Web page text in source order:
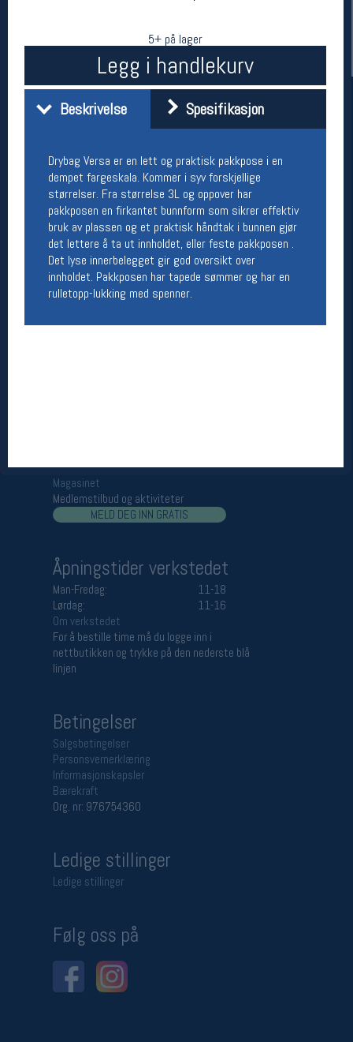
5+ på lager
Legg i handlekurv
Beskrivelse Spesifikasjon
Drybag Versa er en lett og praktisk pakkpose i en
dempet fargeskala. Kommer i syv forskjellige
størrelser. Fra størrelse 3L og oppover har
pakkposen en firkantet bunnform som sikrer effektiv
bruk av plassen og et praktisk håndtak i bunnen gjør
det lettere å ta ut innholdet, eller feste pakkposen .
Det lyse innerbelegget gir god oversikt over
innholdet. Pakkposen har tapede sømmer og har en
rulletopp-lukking med spenner.
Her finner du oss
Oslo Sportslager
Torggata 20
0183 Oslo
Telefon: 23 32 62 00
(telefontid man-fredag klokken 10-13)
Vis i kart
Om oss
Kontakt oss
Team Oslo Sportslager
Magasinet
Medlemstilbud og aktiviteter
MELD DEG INN GRATIS
Åpningstider verkstedet
Man-Fredag:
11-18
Lørdag:
11-16
Om verkstedet
For å bestille time må du logge inn i
nettbutikken og trykke på den nederste blå
linjen
Betingelser
Salgsbetingelser
Personsvernerklæring
Informasjonskapsler
Bærekraft
Org. nr: 976754360
Ledige stillinger
Ledige stillinger
Følg oss på